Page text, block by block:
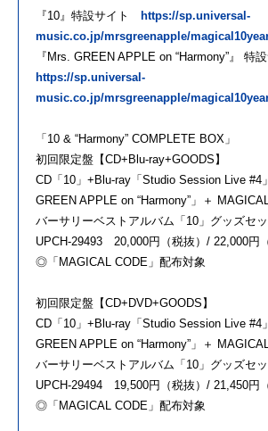
『10』特設サイト
https://sp.universal-
music.co.jp/mrsgreenapple/
『Mrs. GREEN APPLE on “Harmony”』 特
https://sp.universal-
music.co.jp/mrsgreenapple/
「10 & “Harmony” COMPLETE BOX」
初回限定盤【CD+Blu-ray+GOODS】
CD「10」+Blu-ray「Studio Session Live #4
GREEN APPLE on “Harmony”」＋
バーサリーベストアルバム「10」グッズセッ
UPCH-29493 20,000円（税抜）/ 22,000円（
◎「MAGICAL CODE」配布対象
初回限定盤【CD+DVD+GOODS】
CD「10」+Blu-ray「Studio Session Live #4
GREEN APPLE on “Harmony”」＋
バーサリーベストアルバム「10」グッズセッ
UPCH-29494 19,500円（税抜）/ 21,450円（
◎「MAGICAL CODE」配布対象